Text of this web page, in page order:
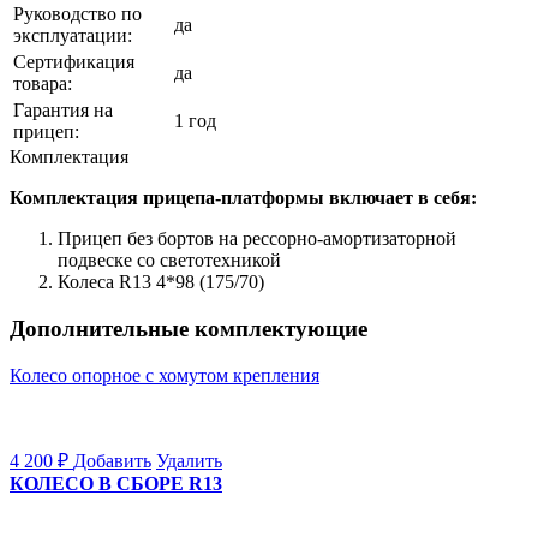
Руководство по
эксплуатации:
да
Сертификация
товара:
да
Гарантия на
прицеп:
1 год
Комплек­тация
Комплектация прицепа-платформы включает в себя:
Прицеп без бортов на рессорно-амортизаторной
подвеске со светотехникой
Колеса R13 4*98 (175/70)
Дополнительные комплектующие
Колесо опорное с хомутом крепления
4 200 ₽ Добавить Удалить
КОЛЕСО В СБОРЕ R13